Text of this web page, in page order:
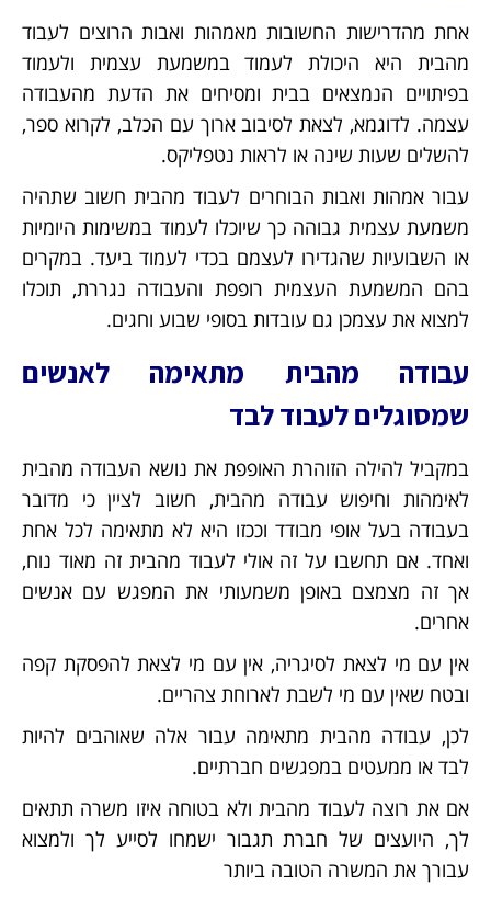
אחת מהדרישות החשובות מאמהות ואבות הרוצים לעבוד
מהבית היא היכולת לעמוד במשמעת עצמית ולעמוד
בפיתויים הנמצאים בבית ומסיחים את הדעת מהעבודה
עצמה. לדוגמא, לצאת לסיבוב ארוך עם הכלב, לקרוא ספר,
להשלים שעות שינה או לראות נטפליקס.
עבור אמהות ואבות הבוחרים לעבוד מהבית חשוב שתהיה
משמעת עצמית גבוהה כך שיוכלו לעמוד במשימות היומיות
או השבועיות שהגדירו לעצמם בכדי לעמוד ביעד. במקרים
בהם המשמעת העצמית רופפת והעבודה נגררת, תוכלו
למצוא את עצמכן גם עובדות בסופי שבוע וחגים.
עבודה מהבית מתאימה לאנשים
שמסוגלים לעבוד לבד
במקביל להילה הזוהרת האופפת את נושא העבודה מהבית
לאימהות וחיפוש עבודה מהבית, חשוב לציין כי מדובר
בעבודה בעל אופי מבודד וככזו היא לא מתאימה לכל אחת
ואחד. אם תחשבו על זה אולי לעבוד מהבית זה מאוד נוח,
אך זה מצמצם באופן משמעותי את המפגש עם אנשים
אחרים.
אין עם מי לצאת לסיגריה, אין עם מי לצאת להפסקת קפה
ובטח שאין עם מי לשבת לארוחת צהריים.
לכן, עבודה מהבית מתאימה עבור אלה שאוהבים להיות
לבד או ממעטים במפגשים חברתיים.
אם את רוצה לעבוד מהבית ולא בטוחה איזו משרה תתאים
לך, היועצים של חברת תגבור ישמחו לסייע לך ולמצוא
עבורך את המשרה הטובה ביותר